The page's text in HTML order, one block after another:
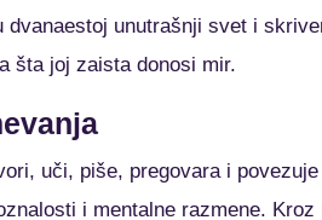
unutrašnji svet i
šta joj zaista donosi mir.
uči, piše, pregovara i
i mentalne razmene.